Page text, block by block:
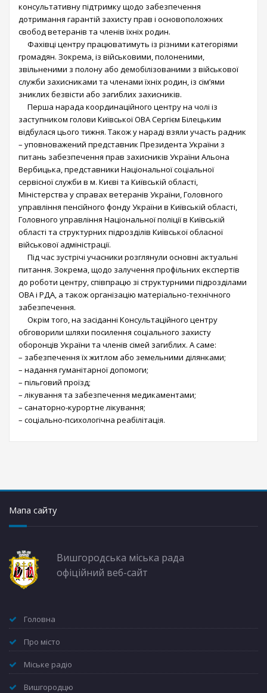
консультативну підтримку щодо забезпечення
дотримання гарантій захисту прав і основоположних
свобод ветеранів та членів їхніх родин.
Фахівці центру працюватимуть із різними категоріями
громадян. Зокрема, із військовими, полоненими,
звільненими з полону або демобілізованими з військової
служби захисниками та членами їхніх родин, із сім’ями
зниклих безвісти або загиблих захисників.
Перша нарада координаційного центру на чолі із
заступником голови Київської ОВА Сергієм Білецьким
відбулася цього тижня. Також у нараді взяли участь радник
– уповноважений представник Президента України з
питань забезпечення прав захисників України Альона
Вербицька, представники Національної соціальної
сервісної служби в м. Києві та Київській області,
Міністерства у справах ветеранів України, Головного
управління пенсійного фонду України в Київській області,
Головного управління Національної поліції в Київській
області та структурних підрозділів Київської обласної
військової адміністрації.
Під час зустрічі учасники розглянули основні актуальні
питання. Зокрема, щодо залучення профільних експертів
до роботи центру, співпрацю зі структурними підрозділами
ОВА і РДА, а також організацію матеріально-технічного
забезпечення.
Окрім того, на засіданні Консультаційного центру
обговорили шляхи посилення соціального захисту
оборонців України та членів сімей загиблих. А саме:
– забезпечення їх житлом або земельними ділянками;
– надання гуманітарної допомоги;
– пільговий проїзд;
– лікування та забезпечення медикаментами;
– санаторно-курортне лікування;
– соціально-психологічна реабілітація.
Мапа сайту
Вишгородська міська рада
офіційний веб-сайт
Головна
Про місто
Міське радіо
Вишгородцю